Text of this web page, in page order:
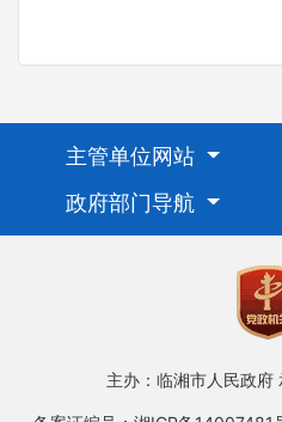
主管单位网站
政府部门导航
主办：临湘市人民政府